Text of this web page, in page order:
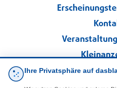
Ihre Privatsphäre auf